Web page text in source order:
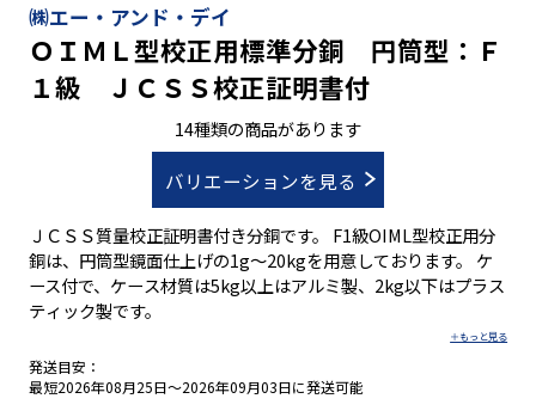
㈱エー・アンド・デイ
ＯＩＭＬ型校正用標準分銅 円筒型：Ｆ
１級 ＪＣＳＳ校正証明書付
14種類の商品があります
バリエーションを見る
ＪＣＳＳ質量校正証明書付き分銅です。 F1級OIML型校正用分
銅は、円筒型鏡面仕上げの1g～20kgを用意しております。 ケ
ース付で、ケース材質は5kg以上はアルミ製、2kg以下はプラス
ティック製です。
発送目安：
最短2026年08月25日～2026年09月03日に発送可能